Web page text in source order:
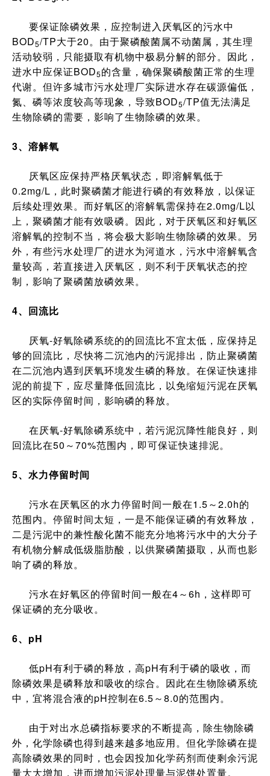
要保证除磷效果，应控制进入厌氧区的污水中
BOD5/TP大于20。由于聚磷酸菌属不动菌属，其生理
活动较弱，只能摄取有机物中极易分解的部分。因此，
进水中应保证BOD5的含量，确保聚磷酸菌正常的生理
代谢。但许多城市污水处理厂实际进水存在碳源偏低，
氮、磷等浓度较高等现象，导致BOD5/TP值无法满足
生物除磷的需要，影响了生物除磷的效果。
3、溶解氧
厌氧区应保持严格厌氧状态，即溶解氧低于
0.2mg/L，此时聚磷菌才能进行磷的有效释放，以保证
后续处理效果。而好氧区的溶解氧需保持在2.0mg/L以
上，聚磷菌才能有效吸磷。因此，对于厌氧区和好氧区
溶解氧的控制不当，将会极大影响生物除磷的效果。另
外，有些污水处理厂的进水为河道水，污水中溶解氧含
量较高，若直接进入厌氧区，则不利于厌氧状态的控
制，影响了聚磷菌放磷效果。
4、回流比
厌氧-好氧除磷系统的的回流比不宜太低，应保持足
够的回流比，尽快将二沉池内的污泥排出，防止聚磷菌
在二沉池内遇到厌氧环境发生磷的释放。在保证快速排
泥的前提下，应尽量降低回流比，以免缩短污泥在厌氧
区的实际停留时间，影响磷的释放。
在厌氧-好氧除磷系统中，若污泥沉降性能良好，则
回流比在50～70%范围内，即可保证快速排泥。
5、水力停留时间
污水在厌氧区的水力停留时间一般在1.5～2.0h的
范围内。停留时间太短，一是不能保证磷的有效释放，
二是污泥中的兼性酸化菌不能充分地将污水中的大分子
有机物分解成低级脂肪酸，以供聚磷菌摄取，从而也影
响了磷的释放。
污水在好氧区的停留时间一般在4～6h，这样即可
保证磷的充分吸收。
6、pH
低pH有利于磷的释放，高pH有利于磷的吸收，而
除磷效果是磷释放和吸收的综合。因此在生物除磷系统
中，宜将混合液的pH控制在6.5～8.0的范围内。
由于对出水总磷指标要求的不断提高，除生物除磷
外，化学除磷也得到越来越多地应用。但化学除磷在提
高除磷效果的同时，也会因投加化学药剂而使剩余污泥
量大大增加，进而增加污泥处理量与泥饼处置量。